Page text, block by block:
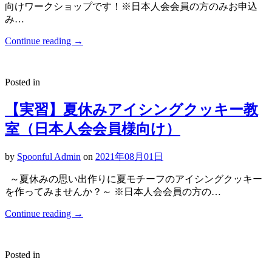
向けワークショップです！※日本人会会員の方のみお申込
み…
Continue reading →
Posted in
【実習】夏休みアイシングクッキー教
室（日本人会会員様向け）
by Spoonful Admin on 2021年08月01日
～夏休みの思い出作りに夏モチーフのアイシングクッキー
を作ってみませんか？～ ※日本人会会員の方の…
Continue reading →
Posted in